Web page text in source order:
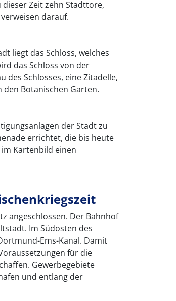
Zeit zehn Stadttore,
darauf.
liegt das Schloss, welches
das Schloss von der
des Schlosses, eine Zitadelle,
den Botanischen Garten.
der Stadt zu
errichtet, die bis heute
Kartenbild einen
angeschlossen. Der Bahnhof
Im Südosten des
Ems-Kanal. Damit
für die
Gewerbegebiete
und entlang der